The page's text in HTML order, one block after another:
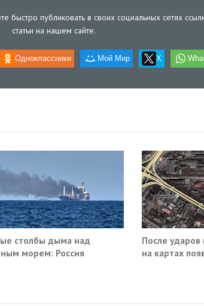
быстро публиковать в своих социальных сетях
статьи на нашем сайте.
Одноклассники Мой Мир X
столбы дыма над
морем: Россия
После
на картах